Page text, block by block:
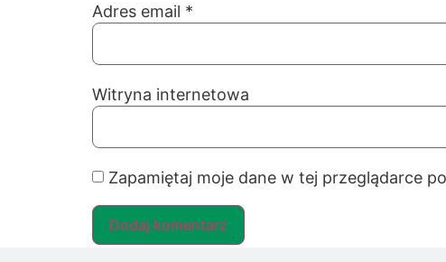
Adres email *
Witryna internetowa
Zapamiętaj moje dane w tej przeglądarce